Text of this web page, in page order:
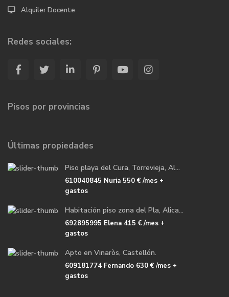
Alquiler Docente
Redes sociales:
Pisos por provincias
Últimas propiedades
Piso playa del Cura, Torrevieja, Al...
610040845 Nuria 550 €/mes +
gastos
Habitación piso zona del Pla, Alica...
692895995 Elena 415 €/mes +
gastos
Apto en Vinaròs, Castellón.
609181774 Fernando 630 €/mes +
gastos